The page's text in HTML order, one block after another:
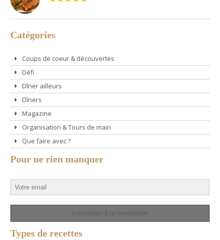
Catégories
Coups de coeur & découvertes
Défi
Dîner ailleurs
Dîners
Magazine
Organisation & Tours de main
Que faire avec ?
Pour ne rien manquer
Types de recettes